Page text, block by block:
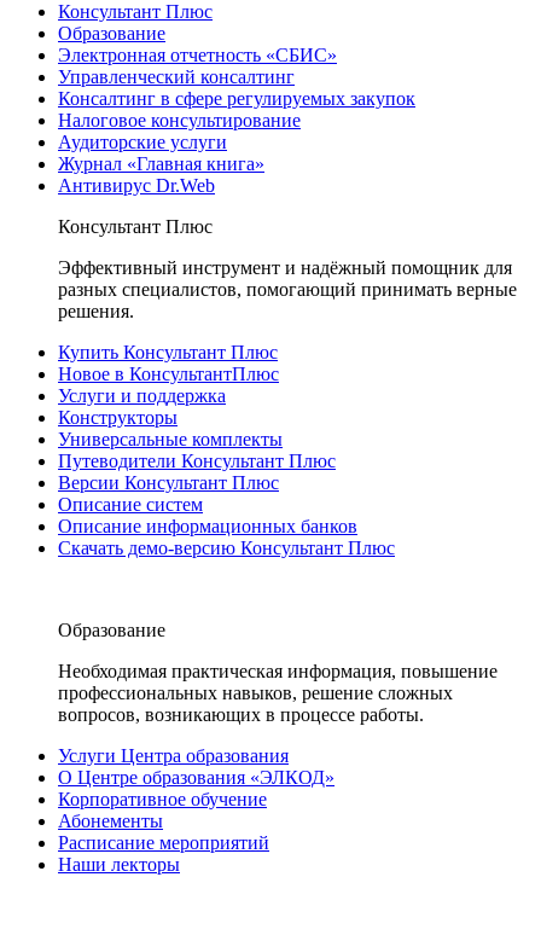
Консультант Плюс
Образование
Электронная отчетность «СБИС»
Управленческий консалтинг
Консалтинг в сфере регулируемых закупок
Налоговое консультирование
Аудиторские услуги
Журнал «Главная книга»
Антивирус Dr.Web
Консультант Плюс
Эффективный инструмент и надёжный помощник для
разных специалистов, помогающий принимать верные
решения.
Купить Консультант Плюс
Новое в КонсультантПлюс
Услуги и поддержка
Конструкторы
Универсальные комплекты
Путеводители Консультант Плюс
Версии Консультант Плюс
Описание систем
Описание информационных банков
Скачать демо-версию Консультант Плюс
Образование
Необходимая практическая информация, повышение
профессиональных навыков, решение сложных
вопросов, возникающих в процессе работы.
Услуги Центра образования
О Центре образования «ЭЛКОД»
Корпоративное обучение
Абонементы
Расписание мероприятий
Наши лекторы